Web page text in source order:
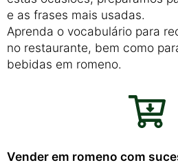
e as frases mais usadas.
Aprenda o vocabulário para
no restaurante, bem como
bebidas em romeno.
Vender em romeno com